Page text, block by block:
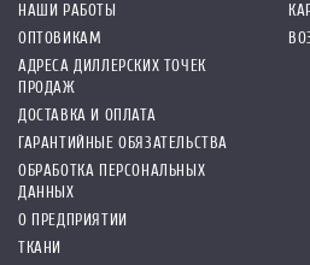
НАШИ РАБОТЫ
ОПТОВИКАМ
АДРЕСА ДИЛЛЕРСКИХ ТОЧЕК
ПРОДАЖ
ДОСТАВКА И ОПЛАТА
ГАРАНТИЙНЫЕ ОБЯЗАТЕЛЬСТВА
ОБРАБОТКА ПЕРСОНАЛЬНЫХ
ДАННЫХ
О ПРЕДПРИЯТИИ
ТКАНИ